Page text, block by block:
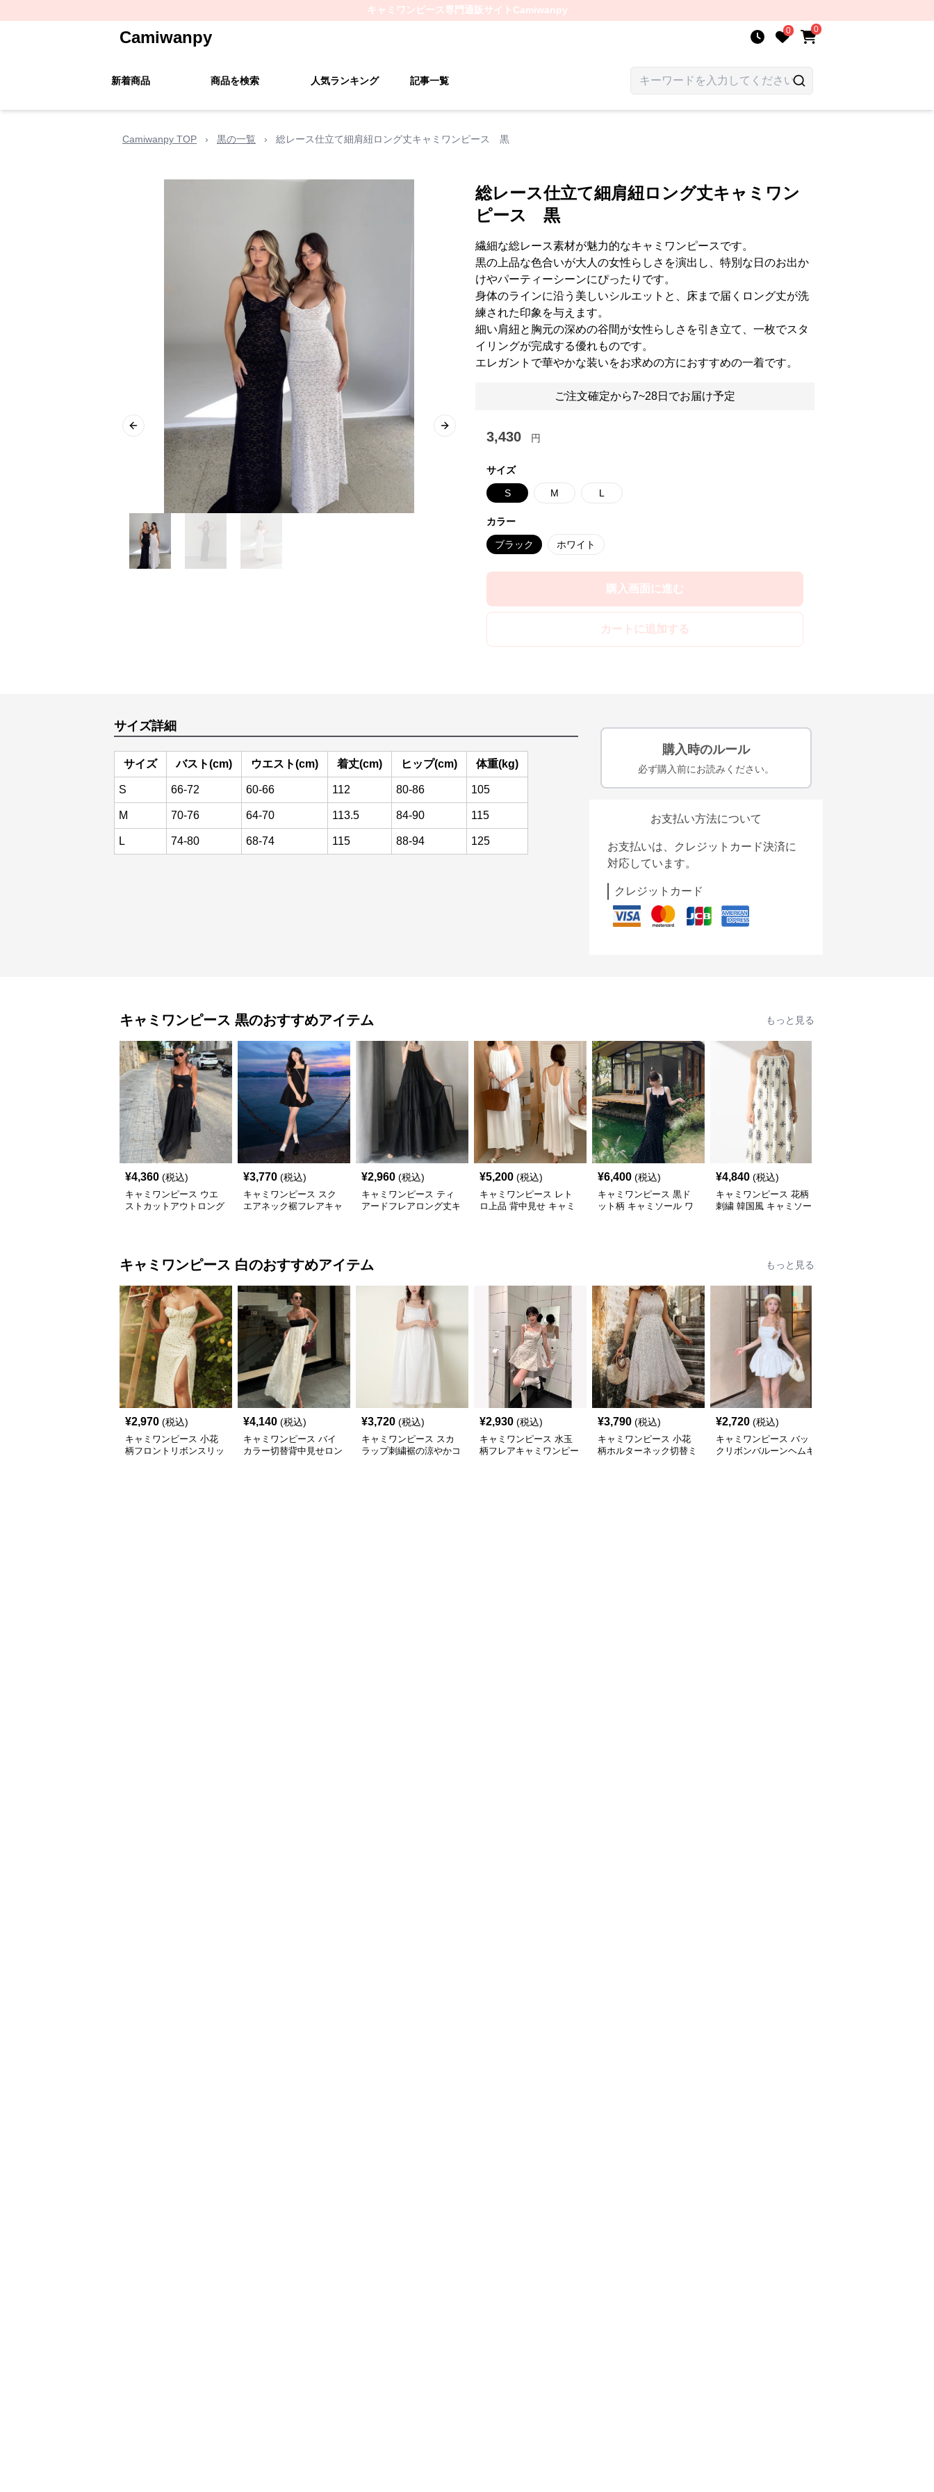
キャミワンピース専門通販サイト Camiwanpy
Camiwanpy 0 0
新着商品 商品を検索 人気ランキング 記事一覧
Camiwanpy TOP › 黒の一覧 › 総レース仕立て細肩紐ロング丈キャミワンピース 黒
Previous slide Next slide
総レース仕立て細肩紐ロング丈キャミワン
ピース 黒
繊細な総レース素材が魅力的なキャミワンピースです。
黒の上品な色合いが大人の女性らしさを演出し、特別な日のお出か
けやパーティーシーンにぴったりです。
身体のラインに沿う美しいシルエットと、床まで届くロング丈が洗
練された印象を与えます。
細い肩紐と胸元の深めの谷間が女性らしさを引き立て、一枚でスタ
イリングが完成する優れものです。
エレガントで華やかな装いをお求めの方におすすめの一着です。
ご注文確定から7~28日でお届け予定
3,430 円
サイズ
S M L
カラー
ブラック ホワイト
購入画面に進む
カートに追加する
サイズ詳細
サイズ バスト(cm) ウエスト(cm) 着丈(cm) ヒップ(cm) 体重(kg)
S 66-72 60-66 112 80-86 105
M 70-76 64-70 113.5 84-90 115
L 74-80 68-74 115 88-94 125
購入時のルール
必ず購入前にお読みください。
お支払い方法について
お支払いは、クレジットカード決済に
対応しています。
クレジットカード
キャミワンピース 黒のおすすめアイテム もっと見る
¥4,360 (税込)
キャミワンピース ウエ
ストカットアウトロング
¥3,770 (税込)
キャミワンピース スク
エアネック裾フレアキャ
¥2,960 (税込)
キャミワンピース ティ
アードフレアロング丈キ
¥5,200 (税込)
キャミワンピース レト
ロ上品 背中見せ キャミ
¥6,400 (税込)
キャミワンピース 黒ド
ット柄 キャミソール ワ
¥4,840 (税込)
キャミワンピース 花柄
刺繍 韓国風 キャミソー
キャミワンピース 白のおすすめアイテム もっと見る
¥2,970 (税込)
キャミワンピース 小花
柄フロントリボンスリッ
¥4,140 (税込)
キャミワンピース バイ
カラー切替背中見せロン
¥3,720 (税込)
キャミワンピース スカ
ラップ刺繍裾の涼やかコ
¥2,930 (税込)
キャミワンピース 水玉
柄フレアキャミワンピー
¥3,790 (税込)
キャミワンピース 小花
柄ホルターネック切替ミ
¥2,720 (税込)
キャミワンピース バッ
クリボンバルーンヘムキ